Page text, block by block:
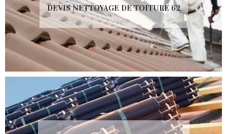
DEVIS NETTOYAGE DE TOITURE 62